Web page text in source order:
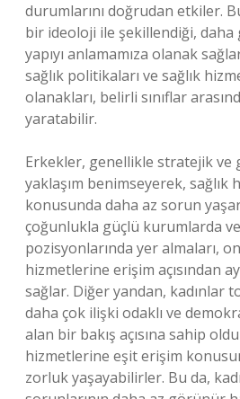
durumlarını doğrudan etkiler.
bir ideoloji ile şekillendiği,
yapıyı anlamamıza olanak
sağlık politikaları ve sağlık
olanakları, belirli sınıflar
yaratabilir.
Erkekler, genellikle stratejik ve
yaklaşım benimseyerek, sağlık
konusunda daha az sorun
çoğunlukla güçlü kurumlarda
pozisyonlarında yer almaları,
hizmetlerine erişim açısından
sağlar. Diğer yandan, kadınlar
daha çok ilişki odaklı ve
alan bir bakış açısına sahip
hizmetlerine eşit erişim
zorluk yaşayabilirler. Bu da,